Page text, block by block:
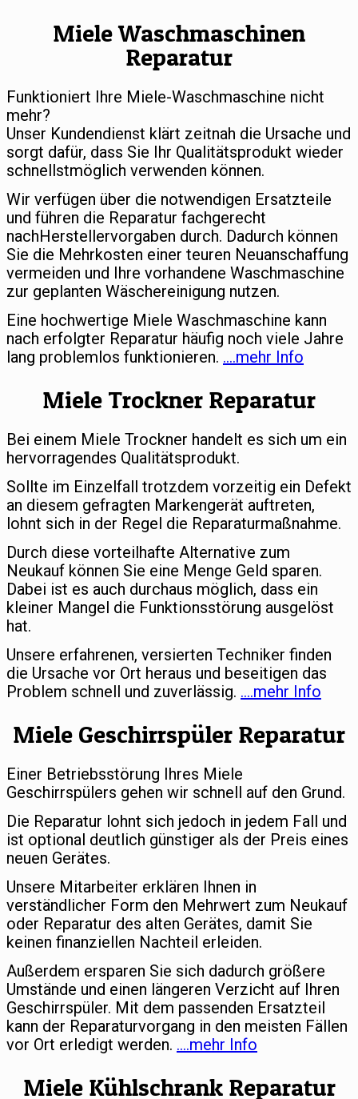
Miele Waschmaschinen
Reparatur
Funktioniert Ihre Miele-Waschmaschine nicht
mehr?
Unser Kundendienst klärt zeitnah die Ursache und
sorgt dafür, dass Sie Ihr Qualitätsprodukt wieder
schnellstmöglich verwenden können.
Wir verfügen über die notwendigen Ersatzteile
und führen die Reparatur fachgerecht
nachHerstellervorgaben durch. Dadurch können
Sie die Mehrkosten einer teuren Neuanschaffung
vermeiden und Ihre vorhandene Waschmaschine
zur geplanten Wäschereinigung nutzen.
Eine hochwertige Miele Waschmaschine kann
nach erfolgter Reparatur häufig noch viele Jahre
lang problemlos funktionieren. ….mehr Info
Miele Trockner Reparatur
Bei einem Miele Trockner handelt es sich um ein
hervorragendes Qualitätsprodukt.
Sollte im Einzelfall trotzdem vorzeitig ein Defekt
an diesem gefragten Markengerät auftreten,
lohnt sich in der Regel die Reparaturmaßnahme.
Durch diese vorteilhafte Alternative zum
Neukauf können Sie eine Menge Geld sparen.
Dabei ist es auch durchaus möglich, dass ein
kleiner Mangel die Funktionsstörung ausgelöst
hat.
Unsere erfahrenen, versierten Techniker finden
die Ursache vor Ort heraus und beseitigen das
Problem schnell und zuverlässig. ….mehr Info
Miele Geschirrspüler Reparatur
Einer Betriebsstörung Ihres Miele
Geschirrspülers gehen wir schnell auf den Grund.
Die Reparatur lohnt sich jedoch in jedem Fall und
ist optional deutlich günstiger als der Preis eines
neuen Gerätes.
Unsere Mitarbeiter erklären Ihnen in
verständlicher Form den Mehrwert zum Neukauf
oder Reparatur des alten Gerätes, damit Sie
keinen finanziellen Nachteil erleiden.
Außerdem ersparen Sie sich dadurch größere
Umstände und einen längeren Verzicht auf Ihren
Geschirrspüler. Mit dem passenden Ersatzteil
kann der Reparaturvorgang in den meisten Fällen
vor Ort erledigt werden. ….mehr Info
Miele Kühlschrank Reparatur